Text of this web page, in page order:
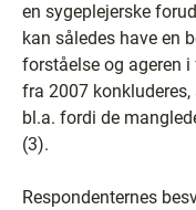
en sygeplejerske
kan således have en
forståelse og ageren
fra 2007
bl.a. fordi de
(3).
Respondenternes